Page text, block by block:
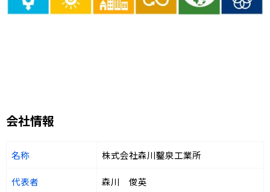
会社情報
名称 株式会社森川鑿泉工業所
代表者 森川 俊英